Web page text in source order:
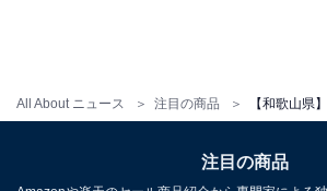
All About ニュース 注目の商品
注目の商品